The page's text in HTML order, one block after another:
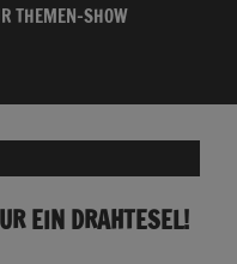
THEMEN-SHOW
EIN DRAHTESEL!